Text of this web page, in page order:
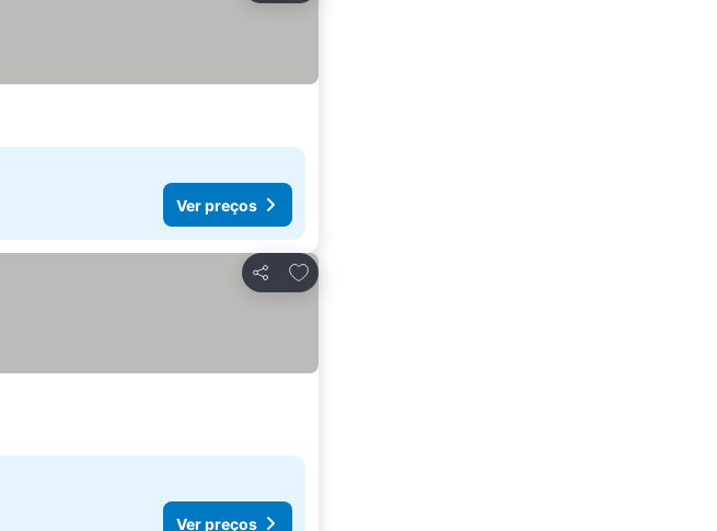
Ver preços
Partilhar
Adicionar aos favoritos
Ver preços